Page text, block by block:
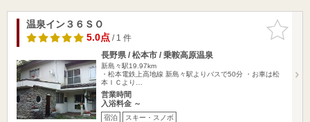
お気に入
りに追加
温泉イン３６ＳＯ
5.0点/ 1 件
長野県 / 松本市 / 乗鞍高原温泉
新島々駅19.97km
・松本電鉄上高地線 新島々駅よりバスで50分 ・お車は松
本ＩＣより…
営業時間
入浴料金 ～
宿泊 スキー・スノボ